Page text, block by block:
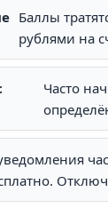
Баллы
рублями на
Часто